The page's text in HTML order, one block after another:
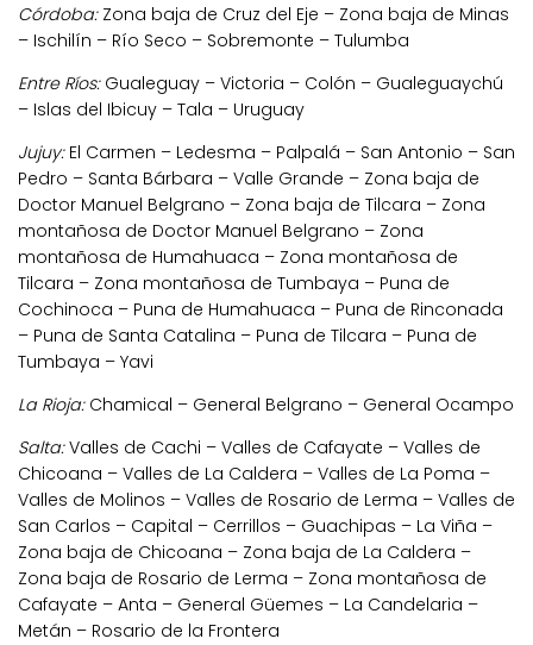
Córdoba:Zona baja de Cruz del Eje – Zona baja de Minas
– Ischilín – Río Seco – Sobremonte – Tulumba
Entre Ríos:Gualeguay – Victoria – Colón – Gualeguaychú
– Islas del Ibicuy – Tala – Uruguay
Jujuy:El Carmen – Ledesma – Palpalá – San Antonio – San
Pedro – Santa Bárbara – Valle Grande – Zona baja de
Doctor Manuel Belgrano – Zona baja de Tilcara – Zona
montañosa de Doctor Manuel Belgrano – Zona
montañosa de Humahuaca – Zona montañosa de
Tilcara – Zona montañosa de Tumbaya – Puna de
Cochinoca – Puna de Humahuaca – Puna de Rinconada
– Puna de Santa Catalina – Puna de Tilcara – Puna de
Tumbaya – Yavi
La Rioja:Chamical – General Belgrano – General Ocampo
Salta:Valles de Cachi – Valles de Cafayate – Valles de
Chicoana – Valles de La Caldera – Valles de La Poma –
Valles de Molinos – Valles de Rosario de Lerma – Valles de
San Carlos – Capital – Cerrillos – Guachipas – La Viña –
Zona baja de Chicoana – Zona baja de La Caldera –
Zona baja de Rosario de Lerma – Zona montañosa de
Cafayate – Anta – General Güemes – La Candelaria –
Metán – Rosario de la Frontera